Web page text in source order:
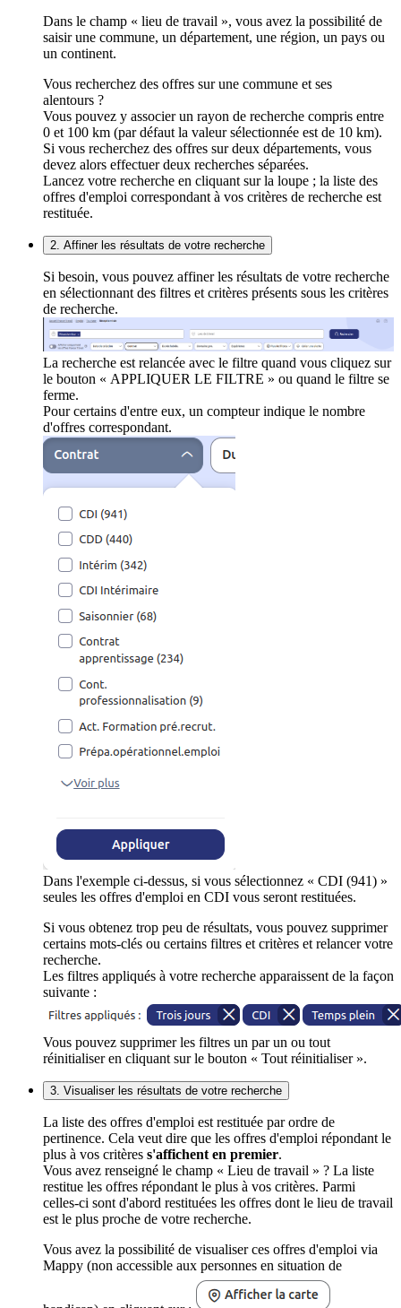
Dans le champ « lieu de travail », vous avez la possibilité de
saisir une commune, un département, une région, un pays ou
un continent.
Vous recherchez des offres sur une commune et ses
alentours ?
Vous pouvez y associer un rayon de recherche compris entre
0 et 100 km (par défaut la valeur sélectionnée est de 10 km).
Si vous recherchez des offres sur deux départements, vous
devez alors effectuer deux recherches séparées.
Lancez votre recherche en cliquant sur la loupe ; la liste des
offres d'emploi correspondant à vos critères de recherche est
restituée.
2. Affiner les résultats de votre recherche
Si besoin, vous pouvez affiner les résultats de votre recherche
en sélectionnant des filtres et critères présents sous les critères
de recherche.
La recherche est relancée avec le filtre quand vous cliquez sur
le bouton « APPLIQUER LE FILTRE » ou quand le filtre se
ferme.
Pour certains d'entre eux, un compteur indique le nombre
d'offres correspondant.
Dans l'exemple ci-dessus, si vous sélectionnez « CDI (941) »
seules les offres d'emploi en CDI vous seront restituées.
Si vous obtenez trop peu de résultats, vous pouvez supprimer
certains mots-clés ou certains filtres et critères et relancer votre
recherche.
Les filtres appliqués à votre recherche apparaissent de la façon
suivante :
Vous pouvez supprimer les filtres un par un ou tout
réinitialiser en cliquant sur le bouton « Tout réinitialiser ».
3. Visualiser les résultats de votre recherche
La liste des offres d'emploi est restituée par ordre de
pertinence. Cela veut dire que les offres d'emploi répondant le
plus à vos critères s'affichent en premier.
Vous avez renseigné le champ « Lieu de travail » ? La liste
restitue les offres répondant le plus à vos critères. Parmi
celles-ci sont d'abord restituées les offres dont le lieu de travail
est le plus proche de votre recherche.
Vous avez la possibilité de visualiser ces offres d'emploi via
Mappy (non accessible aux personnes en situation de